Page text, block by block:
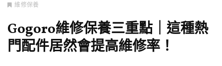
維修保養
Gogoro維修保養三重點｜這種熱
門配件居然會提高維修率！